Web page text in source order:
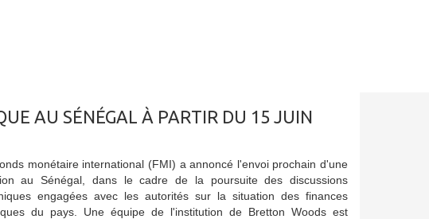
AU SÉNÉGAL À PARTIR DU 15 JUIN
monétaire international (FMI) a annoncé l'envoi prochain d'une
au Sénégal, dans le cadre de la poursuite des discussions
engagées avec les autorités sur la situation des finances
du pays. Une équipe de l'institution de Bretton Woods est